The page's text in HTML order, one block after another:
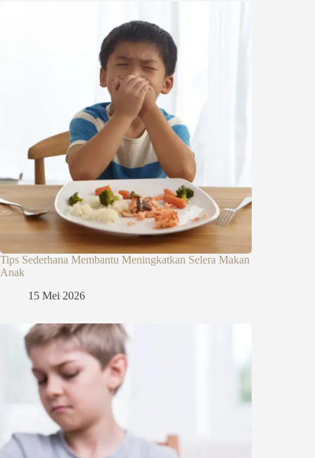
Tips Sederhana Membantu Meningkatkan Selera Makan
Anak
15 Mei 2026